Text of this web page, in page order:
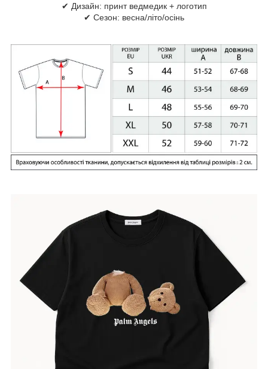
✔ Дизайн: принт ведмедик + логотип
✔ Сезон: весна/літо/осінь